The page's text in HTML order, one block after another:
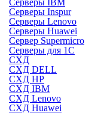
Серверы IBM
Серверы Inspur
Серверы Lenovo
Серверы Huawei
Сервер Supermicro
Серверы для 1C
СХД
СХД DELL
СХД HP
СХД IBM
СХД Lenovo
СХД Huawei